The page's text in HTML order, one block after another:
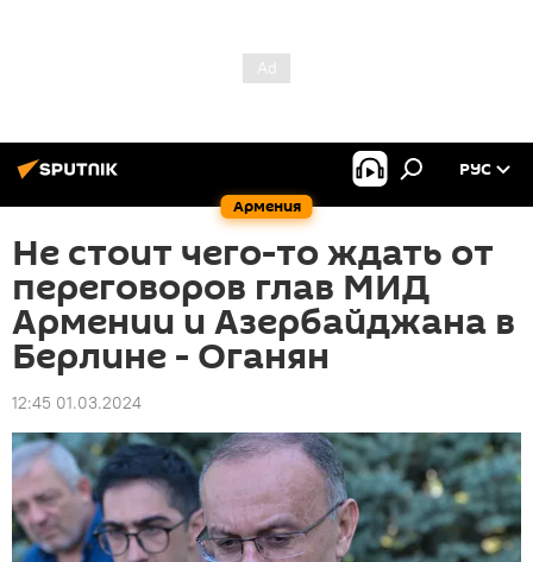
Армения
РУС
Не стоит чего-то ждать от
переговоров глав МИД
Армении и Азербайджана в
Берлине - Оганян
12:45 01.03.2024